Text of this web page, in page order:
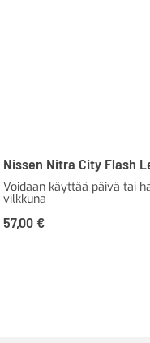
Nissen Nitra City Flash
Voidaan käyttää päivä tai
vilkkuna
57,00 €